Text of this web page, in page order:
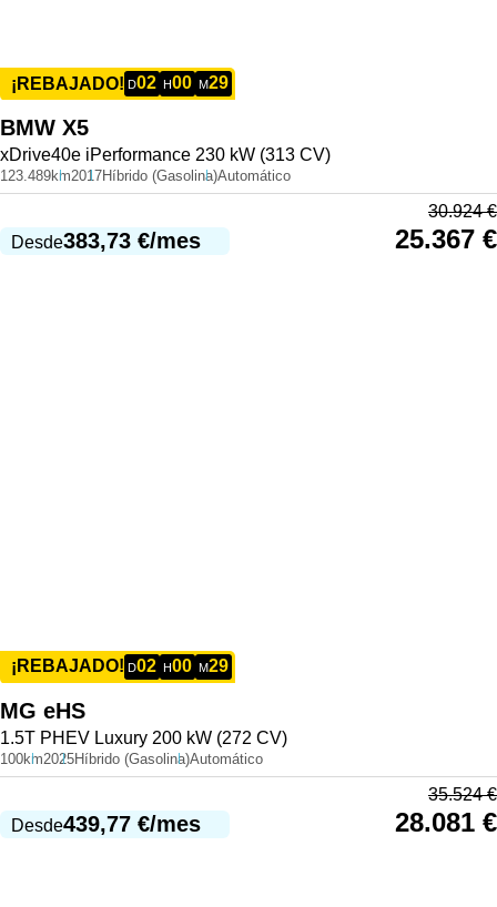
¡REBAJADO! D02 H00 M29
BMW X5
xDrive40e iPerformance 230 kW (313 CV)
123.489km2017Híbrido (Gasolina)Automático
Desde383,73 €/mes
30.924€
25.367 €
¡REBAJADO! D02 H00 M29
MG eHS
1.5T PHEV Luxury 200 kW (272 CV)
100km2025Híbrido (Gasolina)Automático
Desde439,77 €/mes
35.524€
28.081 €